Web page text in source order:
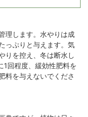
理します。水やりは成
っぷりと与えます。気
りを控え、冬は断水し
1回程度、緩効性肥料を
料を与えないでくださ